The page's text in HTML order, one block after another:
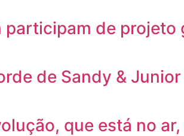
participam de
de Sandy &
que está no